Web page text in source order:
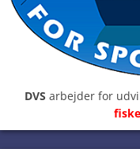
DVS arbejder for